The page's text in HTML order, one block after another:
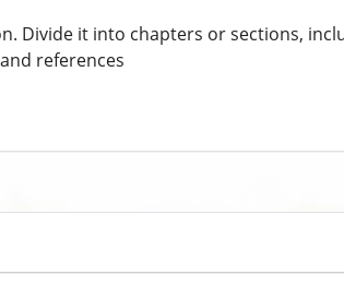
Divide it into chapters or sections,
references